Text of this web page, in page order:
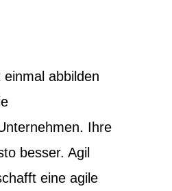
abbilden
Ihre
besser. Agil
eine agile